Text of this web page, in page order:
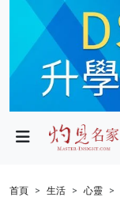
政局
財經
首頁 生活 心靈